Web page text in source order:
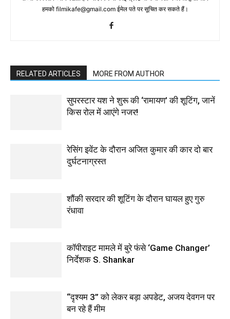
हमको filmikafe@gmail.com ईमेल पते पर सूचित कर सकते हैं।
RELATED ARTICLES MORE FROM AUTHOR
सुपरस्टार यश ने शुरू की ‘रामायण’ की शूटिंग, जानें
किस रोल में आएंगे नजर!
रेसिंग इवेंट के दौरान अजित कुमार की कार दो बार
दुर्घटनाग्रस्त
शौंकी सरदार की शूटिंग के दौरान घायल हुए गुरु
रंधावा
कॉपीराइट मामले में बुरे फंसे ‘Game Changer’
निर्देशक S. Shankar
“दृश्यम 3” को लेकर बड़ा अपडेट, अजय देवगन पर
बन रहे हैं मीम